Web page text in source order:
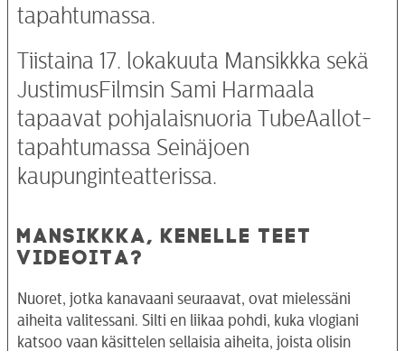
tapahtumassa.
Tiistaina 17. lokakuuta Mansikkka sekä
JustimusFilmsin Sami Harmaala
tapaavat pohjalaisnuoria TubeAallot-
tapahtumassa Seinäjoen
kaupunginteatterissa.
MANSIKKKA, KENELLE TEET
VIDEOITA?
Nuoret, jotka kanavaani seuraavat, ovat mielessäni
aiheita valitessani. Silti en liikaa pohdi, kuka vlogiani
katsoo vaan käsittelen sellaisia aiheita, joista olisin